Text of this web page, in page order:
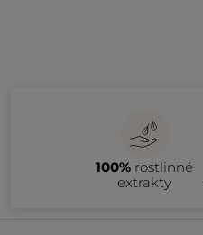
100% rostlinné
extrakty